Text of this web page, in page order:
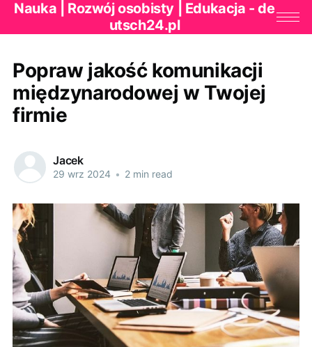
Nauka | Rozwój osobisty | Edukacja - de
utsch24.pl
Popraw jakość komunikacji
międzynarodowej w Twojej
firmie
Jacek
29 wrz 2024 • 2 min read